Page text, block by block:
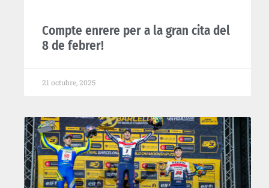
Compte enrere per a la gran cita del
8 de febrer!
21 octubre, 2025